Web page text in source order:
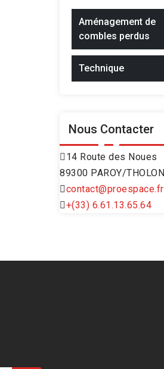
Aménagement de
combles perdus
Technique
Nous Contacter
14 Route des Noues
89300 PAROY/THOLON
contact@proespace.fr
+(33) 6.61.13.65.64